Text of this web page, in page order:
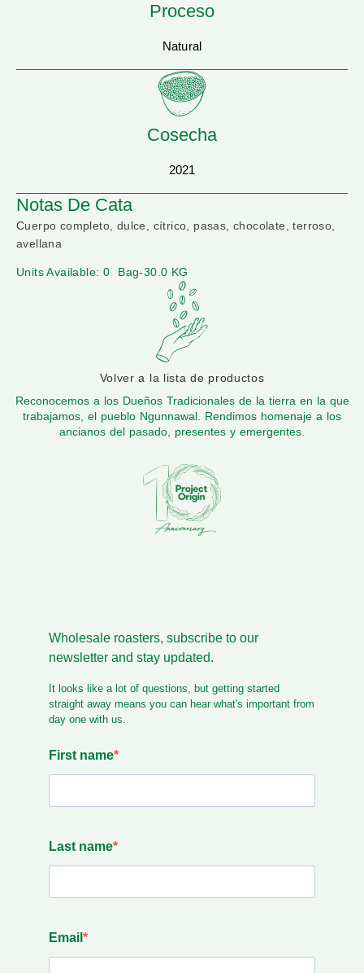
Proceso
Natural
Cosecha
2021
Notas De Cata
Cuerpo completo, dulce, cítrico, pasas, chocolate, terroso,
avellana
Units Available: 0 Bag-30.0 KG
Volver a la lista de productos
Reconocemos a los Dueños Tradicionales de la tierra en la que
trabajamos, el pueblo Ngunnawal. Rendimos homenaje a los
ancianos del pasado, presentes y emergentes.